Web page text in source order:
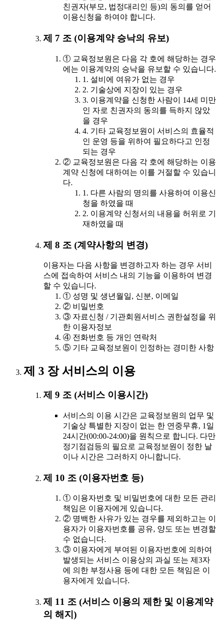
친권자(부모, 법정대리인 등)의 동의를 얻어
이용신청을 하여야 합니다.
제 7 조 (이용계약 승낙의 유보)
① 교육정보원은 다음 각 호에 해당하는 경우
에는 이용계약의 승낙을 유보할 수 있습니다.
1. 설비에 여유가 없는 경우
2. 기술상에 지장이 있는 경우
3. 이용계약을 신청한 사람이 14세 미만
인 자로 친권자의 동의를 득하지 않았
을 경우
4. 기타 교육정보원이 서비스의 효율적
인 운영 등을 위하여 필요하다고 인정
되는 경우
② 교육정보원은 다음 각 호에 해당하는 이용
계약 신청에 대하여는 이를 거절할 수 있습니
다.
1. 다른 사람의 명의를 사용하여 이용신
청을 하였을 때
2. 이용계약 신청서의 내용을 허위로 기
재하였을 때
제 8 조 (계약사항의 변경)
이용자는 다음 사항을 변경하고자 하는 경우 서비
스에 접속하여 서비스 내의 기능을 이용하여 변경
할 수 있습니다.
① 성명 및 생년월일, 신분, 이메일
② 비밀번호
③ 자료신청 / 기관회원서비스 권한설정을 위
한 이용자정보
④ 전화번호 등 개인 연락처
⑤ 기타 교육정보원이 인정하는 경미한 사항
제 3 장 서비스의 이용
제 9 조 (서비스 이용시간)
서비스의 이용 시간은 교육정보원의 업무 및
기술상 특별한 지장이 없는 한 연중무휴, 1일
24시간(00:00-24:00)을 원칙으로 합니다. 다만
정기점검등의 필요로 교육정보원이 정한 날
이나 시간은 그러하지 아니합니다.
제 10 조 (이용자번호 등)
① 이용자번호 및 비밀번호에 대한 모든 관리
책임은 이용자에게 있습니다.
② 명백한 사유가 있는 경우를 제외하고는 이
용자가 이용자번호를 공유, 양도 또는 변경할
수 없습니다.
③ 이용자에게 부여된 이용자번호에 의하여
발생되는 서비스 이용상의 과실 또는 제3자
에 의한 부정사용 등에 대한 모든 책임은 이
용자에게 있습니다.
제 11 조 (서비스 이용의 제한 및 이용계약
의 해지)